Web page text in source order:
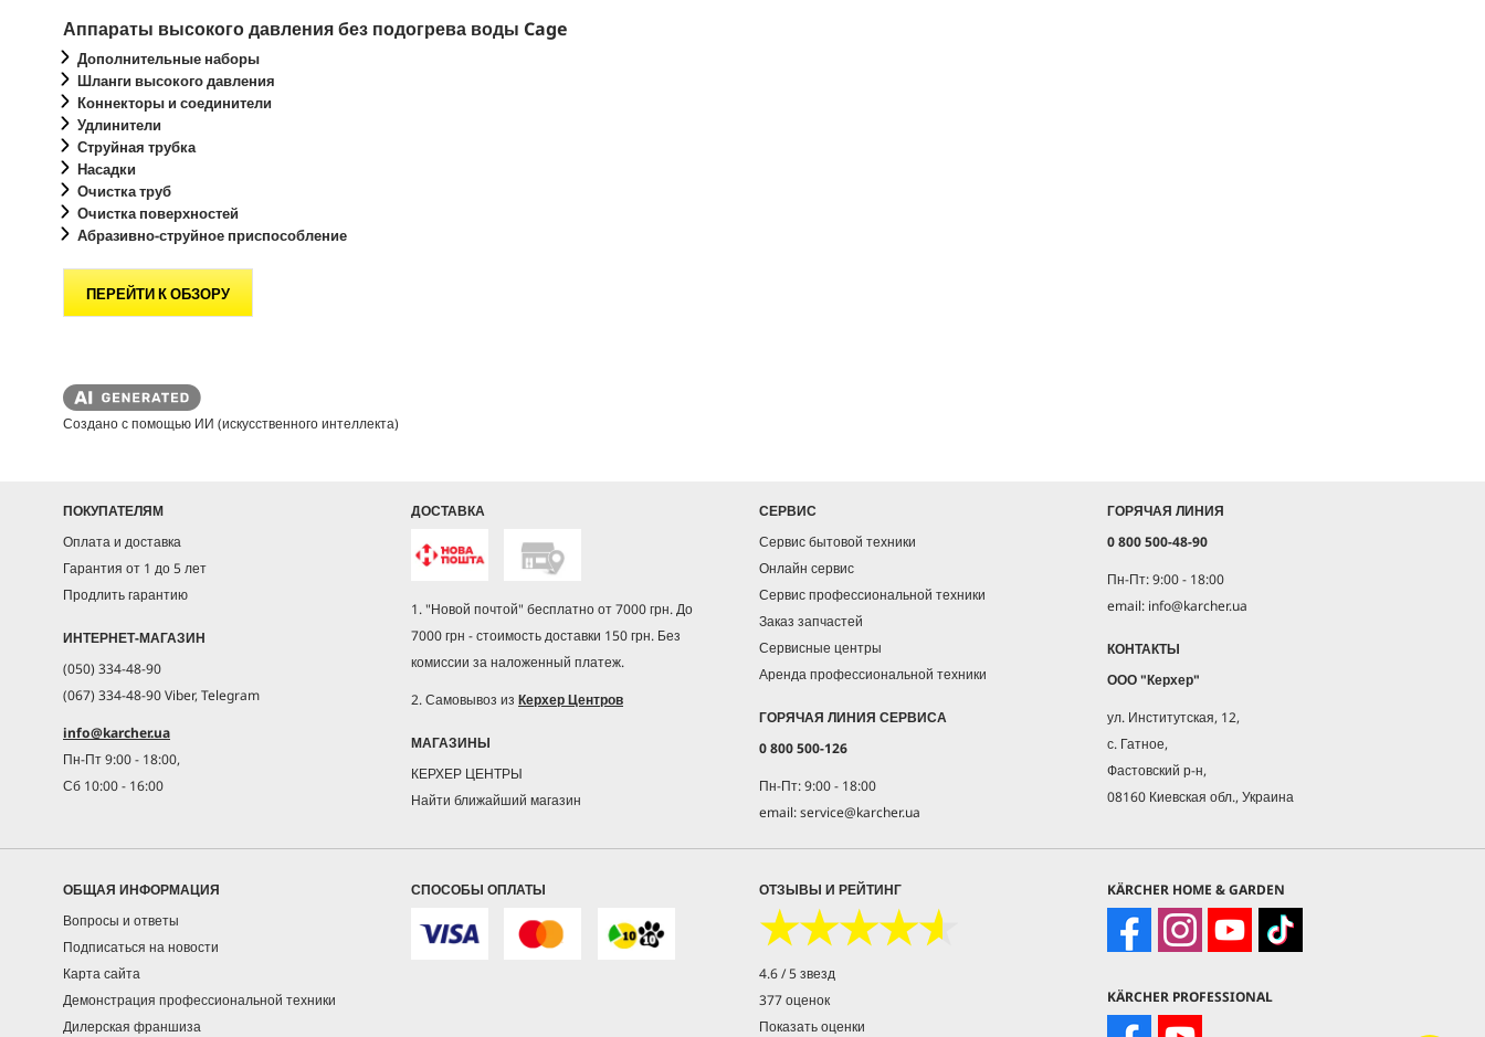
Аппараты высокого давления без подогрева воды Cage
Дополнительные наборы
Шланги высокого давления
Коннекторы и соединители
Удлинители
Струйная трубка
Насадки
Очистка труб
Очистка поверхностей
Абразивно-струйное приспособление
ПЕРЕЙТИ К ОБЗОРУ
Создано с помощью ИИ (искусственного интеллекта)
ПОКУПАТЕЛЯМ
Оплата и доставка
Гарантия от 1 до 5 лет
Продлить гарантию
ИНТЕРНЕТ-МАГАЗИН
(050) 334-48-90
(067) 334-48-90 Viber, Telegram
info@karcher.ua
Пн-Пт 9:00 - 18:00,
Сб 10:00 - 16:00
ДОСТАВКА
1. "Новой почтой" бесплатно от 7000 грн. До
7000 грн - стоимость доставки 150 грн. Без
комиссии за наложенный платеж.
2. Самовывоз из Керхер Центров
МАГАЗИНЫ
КЕРХЕР ЦЕНТРЫ
Найти ближайший магазин
СЕРВИС
Сервис бытовой техники
Онлайн сервис
Сервис профессиональной техники
Заказ запчастей
Сервисные центры
Аренда профессиональной техники
ГОРЯЧАЯ ЛИНИЯ СЕРВИСА
0 800 500-126
Пн-Пт: 9:00 - 18:00
email: service@karcher.ua
ГОРЯЧАЯ ЛИНИЯ
0 800 500-48-90
Пн-Пт: 9:00 - 18:00
email: info@karcher.ua
КОНТАКТЫ
ООО "Керхер"
ул. Институтская, 12,
с. Гатное,
Фастовский р-н,
08160 Киевская обл., Украина
ОБЩАЯ ИНФОРМАЦИЯ
Вопросы и ответы
Подписаться на новости
Карта сайта
Демонстрация профессиональной техники
Дилерская франшиза
СПОСОБЫ ОПЛАТЫ ОТЗЫВЫ И РЕЙТИНГ
★★★★★
★★★★★
4.6 / 5 звезд
377 оценок
Показать оценки
KÄRCHER HOME & GARDEN
KÄRCHER PROFESSIONAL